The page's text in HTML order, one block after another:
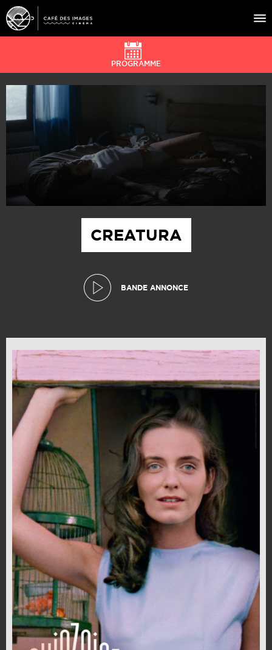
À L’AFFICHE
ÉVÉNEMENTS
PRATIQUE
ÉDUCATION AUX IMAGES
CREATURA
BANDE ANNONCE
PROGRAMME